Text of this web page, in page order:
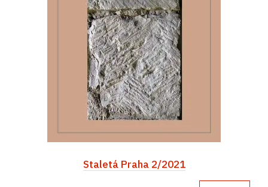
Staletá Praha 2/2021